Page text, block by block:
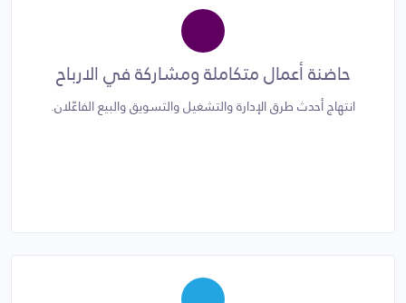
حاضنة أعمال متكاملة ومشاركة في الارباح
انتهاج أحدث طرق الإدارة والتشغيل والتسويق والبيع الفاعّلان.